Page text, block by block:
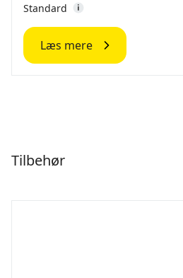
Standard
Læs mere
Tilbehør